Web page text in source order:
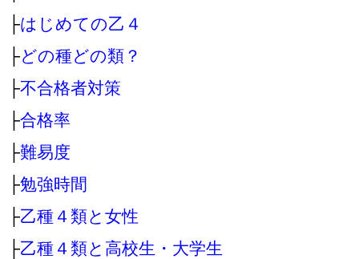
├はじめての乙４
├どの種どの類？
├不合格者対策
├合格率
├難易度
├勉強時間
├乙種４類と女性
├乙種４類と高校生・大学生